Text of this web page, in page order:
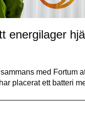
energilager
med Fortum
placerat ett batteri